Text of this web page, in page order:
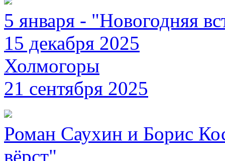
5 января - "Новогодняя
15 декабря 2025
Холмогоры
21 сентября 2025
Роман Саухин и Борис
вёрст"